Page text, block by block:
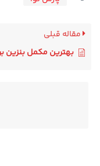
قبلی
بهترین مکمل بنزین برای L90